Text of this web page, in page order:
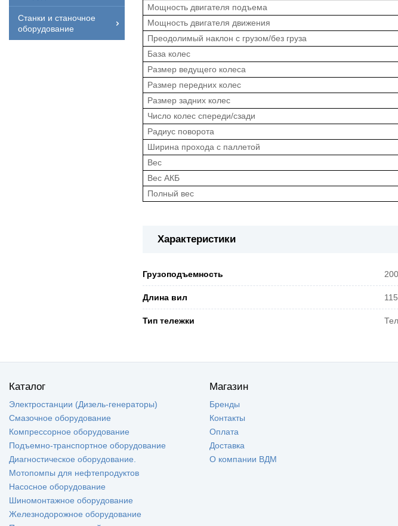
Станки и станочное
оборудование
Мощность двигателя подъема
Мощность двигателя движения
Преодолимый наклон с грузом/без груза
База колес
Размер ведущего колеса
Размер передних колес
Размер задних колес
Число колес спереди/сзади
Радиус поворота
Ширина прохода с паллетой
Вес
Вес АКБ
Полный вес
Характеристики
Грузоподъемность
Длина вил
Тип тележки
Каталог
Электростанции (Дизель-генераторы)
Смазочное оборудование
Компрессорное оборудование
Подъемно-транспортное оборудование
Диагностическое оборудование.
Мотопомпы для нефтепродуктов
Насосное оборудование
Шиномонтажное оборудование
Железнодорожное оборудование
Магазин
Бренды
Контакты
Оплата
Доставка
О компании ВДМ